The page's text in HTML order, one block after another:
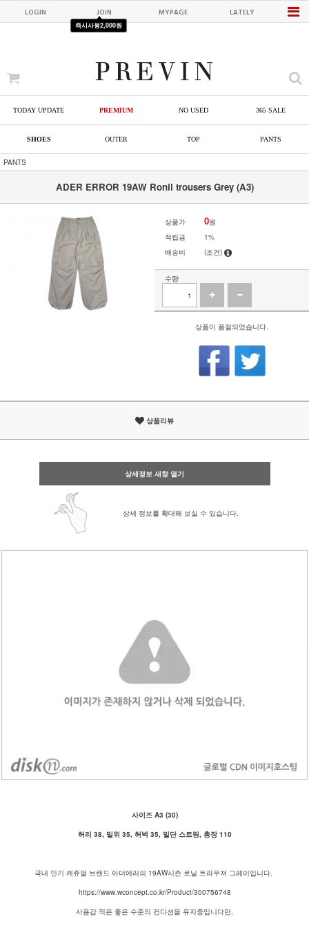
LOGIN JOIN MYPAGE LATELY
즉시사용2,000원
TODAY UPDATE PREMIUM NO USED 365 SALE
SHOES OUTER TOP PANTS
PANTS
ADER ERROR 19AW Ronil trousers Grey (A3)
상품가 0원
적립금
1%
배송비
(조건)
수량
상품이 품절되었습니다.
상품리뷰
상세정보 새창 열기
상세 정보를 확대해 보실 수 있습니다.
사이즈 A3 (30)
허리 38, 밑위 35, 허벅 35, 밑단 스트링, 총장 110
국내 인기 캐쥬얼 브랜드 아더에러의 19AW시즌 로닐 트라우져 그레이입니다.
https://www.wconcept.co.kr/Product/300756748
사용감 적은 좋은 수준의 컨디션을 유지중입니다만,